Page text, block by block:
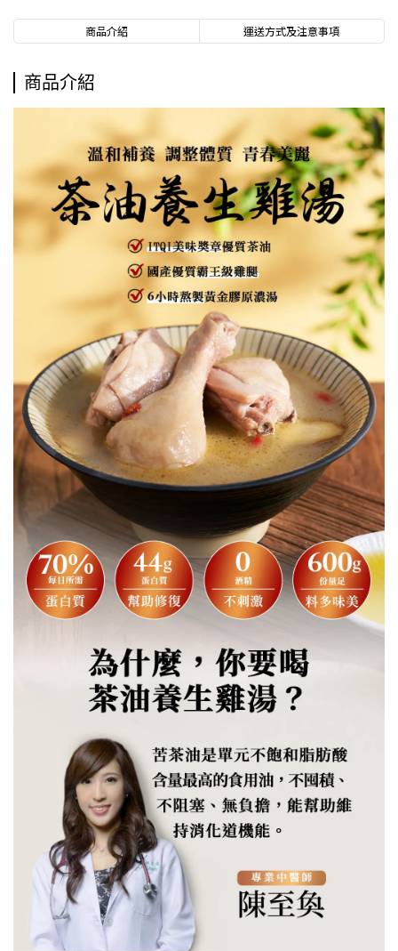
商品介紹 運送方式及注意事項
商品介紹